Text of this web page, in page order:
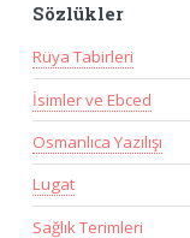
Sözlükler
Rüya Tabirleri
İsimler ve Ebced
Osmanlıca Yazılışı
Lugat
Sağlık Terimleri